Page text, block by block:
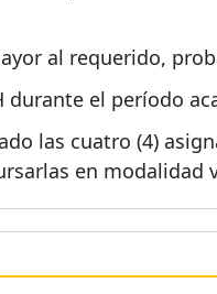
al requerido,
durante el período
las cuatro (4)
en